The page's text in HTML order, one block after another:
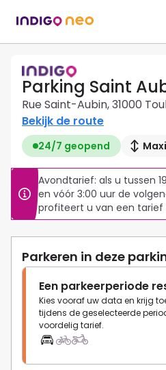
Parking Saint
Rue Saint-Aubin, 31000
Bekijk de route
24/7 geopend
Avondtarief: als u tussen
en vóór 3:00 uur de
profiteert u van een tarief
Parkeren in deze
Een parkeerperiode
Kies vooraf uw data en krijg
tijdens de geselecteerde
voordelig tarief.